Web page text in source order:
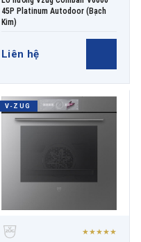
45P Platinum Autodoor (Bạch
Kim)
Liên hệ
V-ZUG
★★★★★